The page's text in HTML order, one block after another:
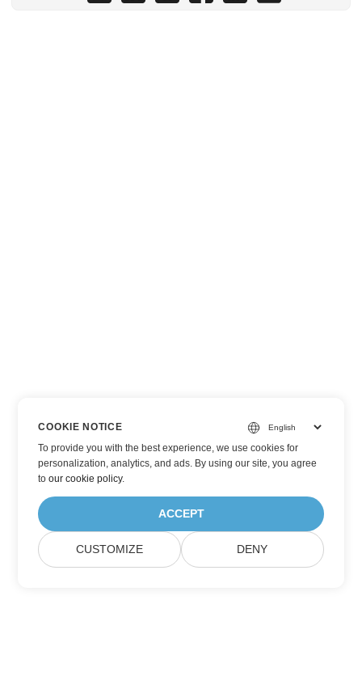
COOKIE NOTICE
To provide you with the best experience, we use cookies for
personalization, analytics, and ads. By using our site, you agree
toour cookie policy.
ACCEPT
CUSTOMIZE DENY